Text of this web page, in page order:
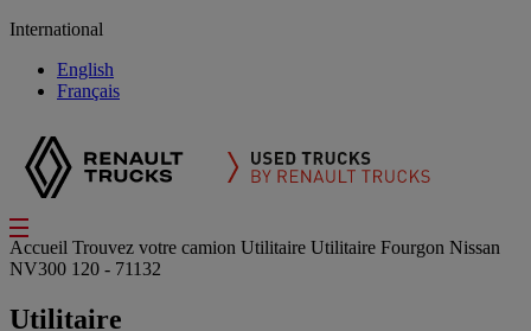
International
English
Français
Accueil Trouvez votre camion Utilitaire Utilitaire Fourgon Nissan
NV300 120 - 71132
Utilitaire